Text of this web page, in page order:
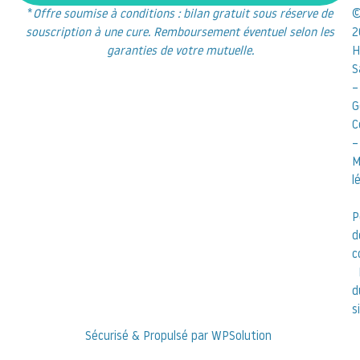
*Offre soumise à conditions : bilan gratuit sous réserve de
souscription à une cure. Remboursement éventuel selon les
garanties de votre mutuelle.
–
–
Sécurisé & Propulsé par WPSolution